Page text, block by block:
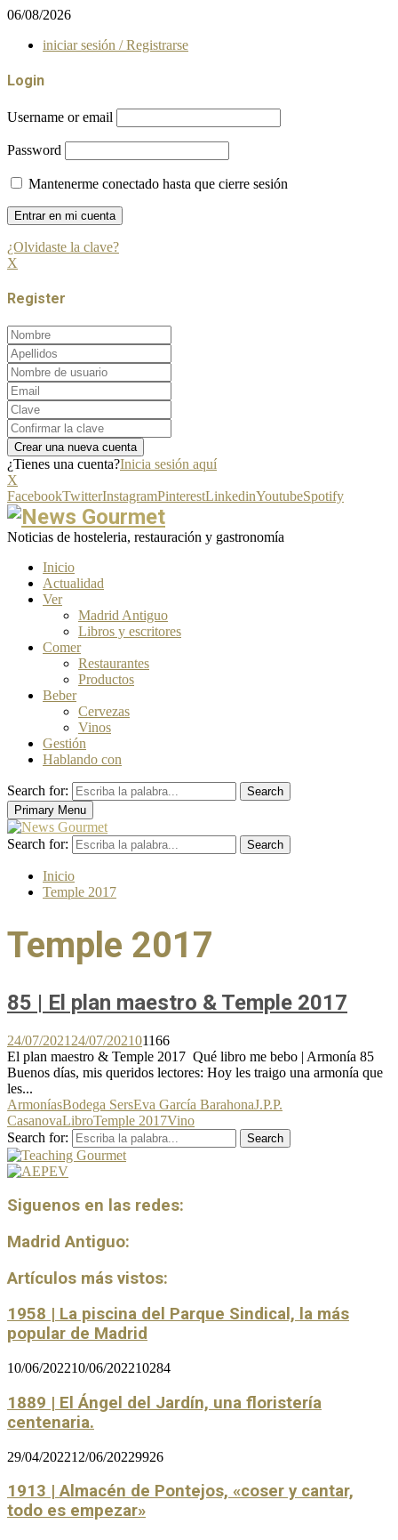
06/08/2026
iniciar sesión / Registrarse
Login
Username or email
Password
Mantenerme conectado hasta que cierre sesión
¿Olvidaste la clave?
X
Register
¿Tienes una cuenta?Inicia sesión aquí
X
FacebookTwitterInstagramPinterestLinkedinYoutubeSpotify
Noticias de hosteleria, restauración y gastronomía
Inicio
Actualidad
Ver
Madrid Antiguo
Libros y escritores
Comer
Restaurantes
Productos
Beber
Cervezas
Vinos
Gestión
Hablando con
Search for:
Search
Primary Menu
Search for: Search
Inicio
Temple 2017
Temple 2017
85 | El plan maestro & Temple 2017
24/07/2021 24/07/202101166
El plan maestro & Temple 2017 Qué libro me bebo | Armonía 85
Buenos días, mis queridos lectores: Hoy les traigo una armonía que
les...
ArmoníasBodega SersEva García BarahonaJ.P.P.
CasanovaLibroTemple 2017Vino
Search for:
Search
Siguenos en las redes:
Madrid Antiguo:
Artículos más vistos:
1958 | La piscina del Parque Sindical, la más
popular de Madrid
10/06/202210/06/202210284
1889 | El Ángel del Jardín, una floristería
centenaria.
29/04/202212/06/20229926
1913 | Almacén de Pontejos, «coser y cantar,
todo es empezar»